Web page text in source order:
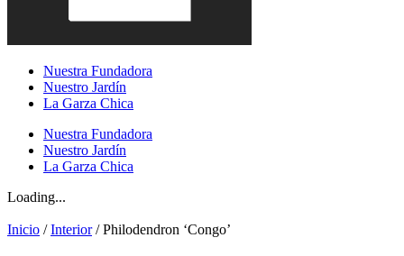
Nuestra Fundadora
Nuestro Jardín
La Garza Chica
Nuestra Fundadora
Nuestro Jardín
La Garza Chica
Loading...
Inicio /Interior/ Philodendron ‘Congo’